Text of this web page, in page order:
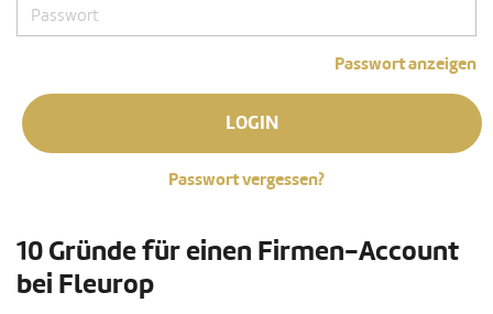
Passwort anzeigen
LOGIN
Passwort vergessen?
10 Gründe für einen Firmen-Account
bei Fleurop